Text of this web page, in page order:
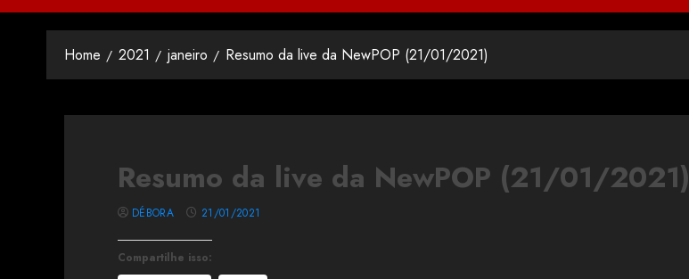
Home 2021 janeiro Resumo da live da NewPOP (21/01/2021)
Resumo da live da NewPOP (21/01/2021)
Compartilhe isso:
DÉBORA 21/01/2021